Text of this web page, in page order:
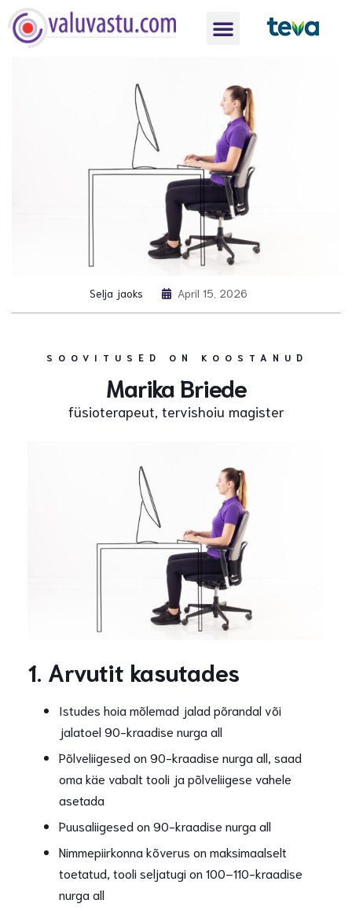
Selja jaoks April 15, 2026
SOOVITUSED ON KOOSTANUD
Marika Briede
füsioterapeut, tervishoiu magister
1. Arvutit kasutades
Istudes hoia mõlemad jalad põrandal või
jalatoel 90-kraadise nurga all
Põlveliigesed on 90-kraadise nurga all, saad
oma käe vabalt tooli ja põlveliigese vahele
asetada
Puusaliigesed on 90-kraadise nurga all
Nimmepiirkonna kõverus on maksimaalselt
toetatud, tooli seljatugi on 100–110-kraadise
nurga all